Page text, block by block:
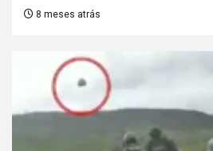
8 meses atrás